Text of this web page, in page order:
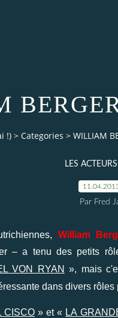
!) > Categories > WILLIAM
LES
Par Fred
William
– a tenu des petits
VON RYAN », mais
dans divers
CISCO» et « LA